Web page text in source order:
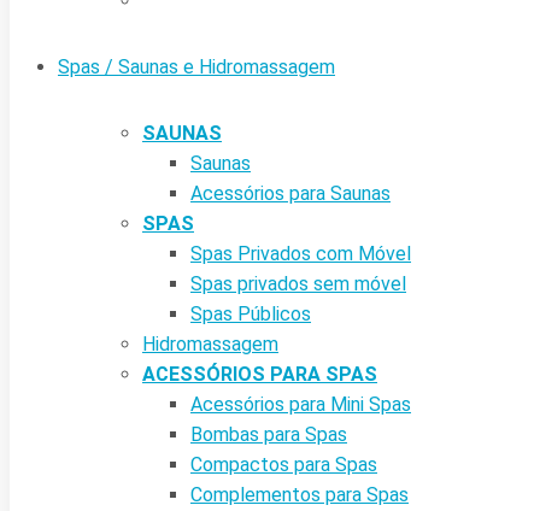
Spas / Saunas e Hidromassagem
SAUNAS
Saunas
Acessórios para Saunas
SPAS
Spas Privados com Móvel
Spas privados sem móvel
Spas Públicos
Hidromassagem
ACESSÓRIOS PARA SPAS
Acessórios para Mini Spas
Bombas para Spas
Compactos para Spas
Complementos para Spas